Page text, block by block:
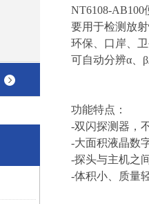
NT6108-
要用于检测放
环保、口岸、
可自动分辨α、
功能特点：
-双闪探测器，
-大面积液晶数
-探头与主机之
-体积小、质量